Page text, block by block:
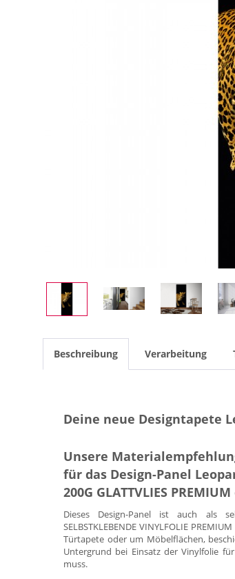
Beschreibung Verarbeitung
Deine neue Designtapete
Unsere
für das Design-Panel
200G GLATTVLIES
Dieses Design-Panel ist auch als
SELBSTKLEBENDE VINYLFOLIE
Türtapete oder um Möbelflächen,
Untergrund bei Einsatz der Vinylfolie
muss.